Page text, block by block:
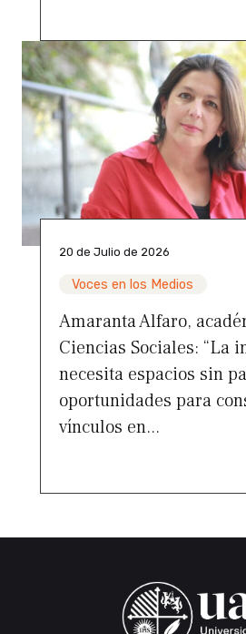
20 de Julio de 2026
Voces en los Medios
Amaranta Alfaro,
Ciencias Sociales: “La
necesita espacios sin
oportunidades para
vínculos en...